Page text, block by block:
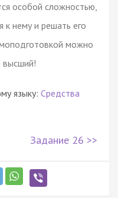
особой сложностью,
к нему и решать его
можно
высший!
языку: Средства
Задание 26 >>